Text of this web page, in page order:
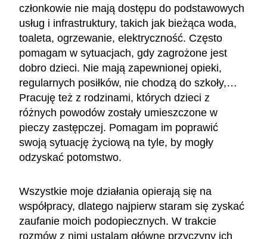
członkowie nie mają dostępu do podstawowych
usług i infrastruktury, takich jak bieżąca woda,
toaleta, ogrzewanie, elektryczność. Często
pomagam w sytuacjach, gdy zagrożone jest
dobro dzieci. Nie mają zapewnionej opieki,
regularnych posiłków, nie chodzą do szkoły,…
Pracuję też z rodzinami, których dzieci z
różnych powodów zostały umieszczone w
pieczy zastępczej. Pomagam im poprawić
swoją sytuację życiową na tyle, by mogły
odzyskać potomstwo.
Wszystkie moje działania opierają się na
współpracy, dlatego najpierw staram się zyskać
zaufanie moich podopiecznych. W trakcie
rozmów z nimi ustalam główne przyczyny ich